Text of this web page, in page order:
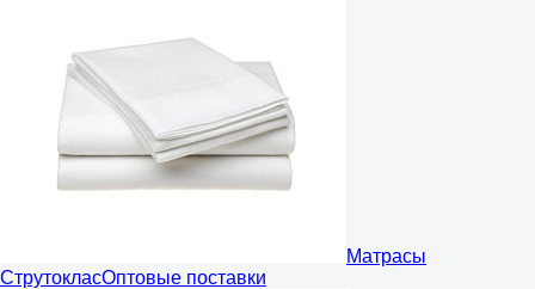
Матрасы
СтрутокласОптовые поставки